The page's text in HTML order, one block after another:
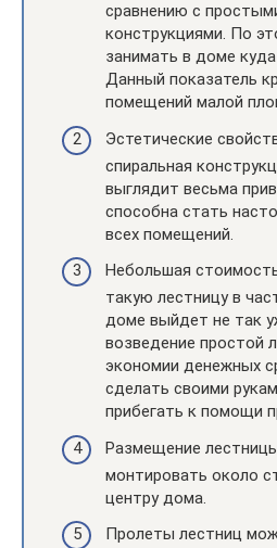
сравнению с
конструкциями. По
занимать в доме
Данный показатель
помещений малой
Эстетические
спиральная
выглядит весьма
способна стать
всех помещений.
Небольшая
такую лестницу в
доме выйдет не так
возведение простой
экономии денежных
сделать своими
прибегать к помощи
Размещение
монтировать около
центру дома.
Пролеты лестниц